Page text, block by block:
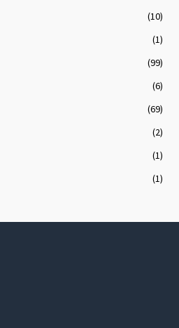
(10)
(1)
(99)
(6)
(69)
(2)
(1)
(1)